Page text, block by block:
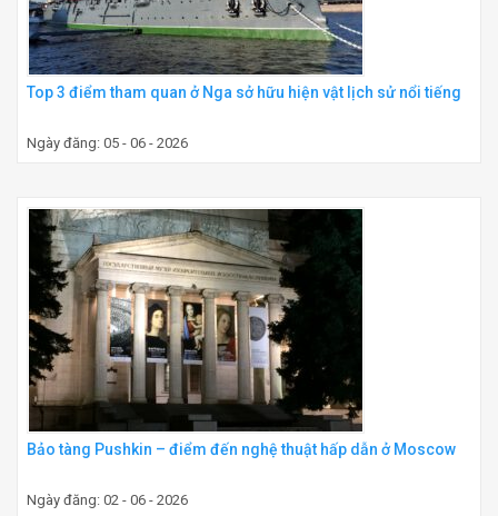
Top 3 điểm tham quan ở Nga sở hữu hiện vật lịch sử nổi tiếng
Ngày đăng: 05 - 06 - 2026
Bảo tàng Pushkin – điểm đến nghệ thuật hấp dẫn ở Moscow
Ngày đăng: 02 - 06 - 2026